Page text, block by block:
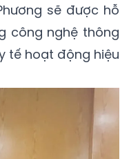
sẽ được hỗ
công nghệ thông
tế hoạt động hiệu